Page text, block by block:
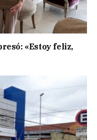
«Estoy feliz,